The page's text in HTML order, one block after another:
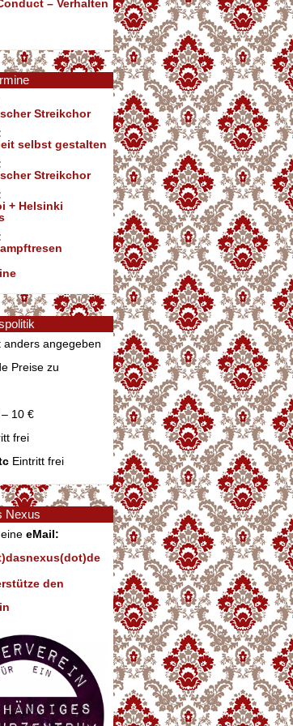
– Verhalten
Streikchor
selbst gestalten
Streikchor
+ Helsinki
anders angegeben
Preise zu
10 €
frei
Eintritt frei
Nexus
eMail:
den